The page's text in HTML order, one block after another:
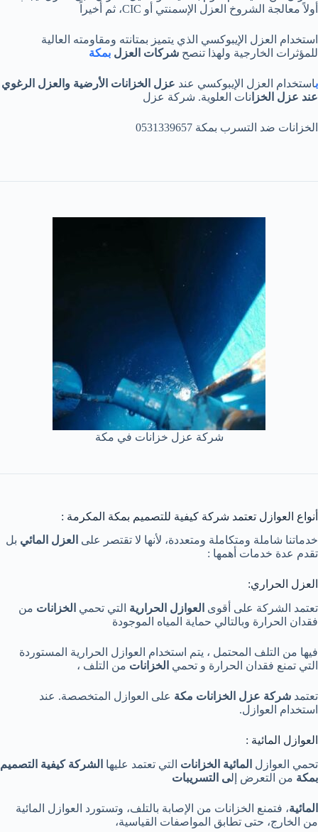
أولاً معالجة الشروخ العزل الإسمنتي أو CIC، ثم أخيراً
استخدام العزل الإيبوكسي الذي يتميز بمتانته ومقاومته العالية
للمؤثرات الخارجية ولهذا تنصح شركات العزل بمكة
باستخدام العزل الإيبوكسي عند عزل الخزانات الأرضية والعزل الرغوي
عند عزل الخزا نات العلوية. شركة عزل
الخزانات ضد التسرب بمكة 0531339657
شركة عزل خزانات في مكة
أنواع العوازل تعتمد شركة كيفية للتصميم بمكة المكرمة :
خدماتنا شاملة ومتكاملة ومتعددة، لأنها لا تقتصر على العزل المائي بل
تقدم عدة خدمات أهمها :
العزل الحراري:
تعتمد الشركة على أقوى العوازل الحرارية التي تحمي الخزانات من
فقدان الحرارة وبالتالي حماية المياه الموجودة
فيها من التلف المحتمل ، يتم استخدام العوازل الحرارية المستوردة
التي تمنع فقدان الحرارة و تحمي الخزانات من التلف ،
تعتمد شركة عزل الخزانات مكة على العوازل المتخصصة. عند
استخدام العوازل.
العوازل المائية :
تحمي العوازل المائية الخزانات التي تعتمد عليها الشركة كيفية التصميم
بمكة من التعرض إلى التسريبات
المائية، فتمنع الخزانات من الإصابة بالتلف، وتستورد العوازل المائية
من الخارج، حتى تطابق المواصفات القياسية،